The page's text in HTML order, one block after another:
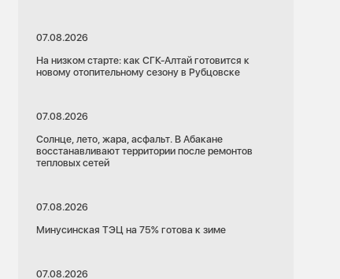
07.08.2026
На низком старте: как СГК-Алтай готовится к
новому отопительному сезону в Рубцовске
07.08.2026
Солнце, лето, жара, асфальт. В Абакане
восстанавливают территории после ремонтов
тепловых сетей
07.08.2026
Минусинская ТЭЦ на 75% готова к зиме
07.08.2026